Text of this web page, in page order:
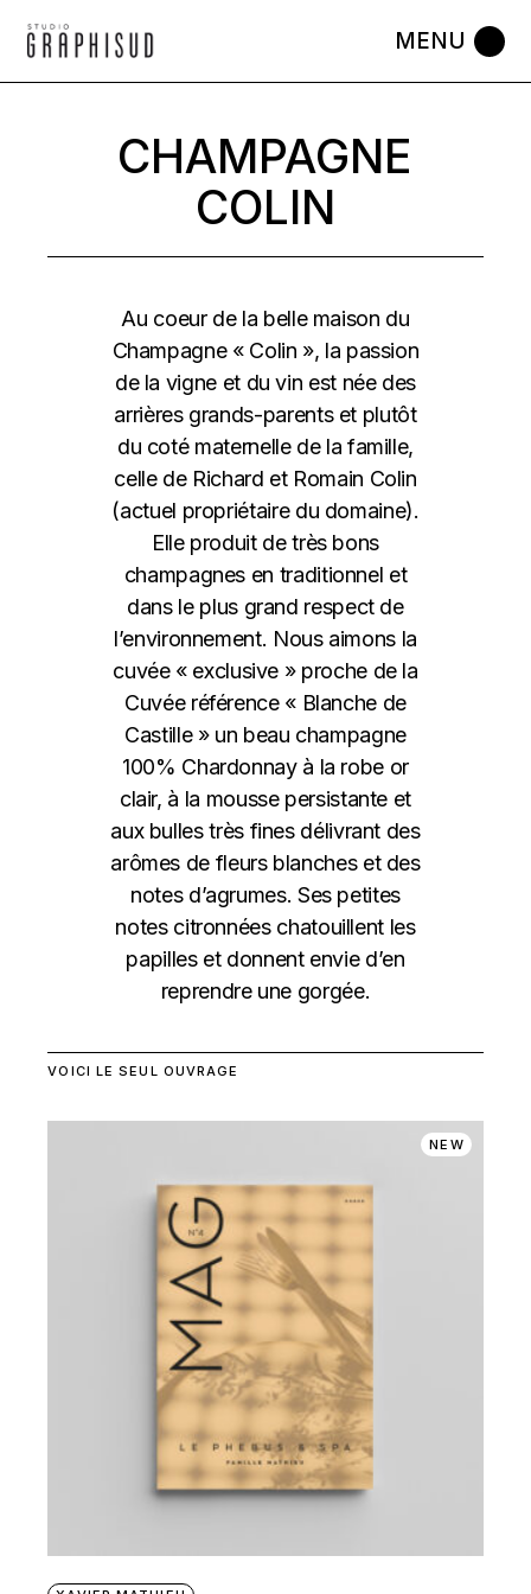
the
CHAMPAGNE
COLIN
Au coeur de la belle maison du
Champagne « Colin », la passion
de la vigne et du vin est née des
arrières grands-parents et plutôt
du coté maternelle de la famille,
celle de Richard et Romain Colin
(actuel propriétaire du domaine).
Elle produit de très bons
champagnes en traditionnel et
dans le plus grand respect de
l’environnement. Nous aimons la
cuvée « exclusive » proche de la
Cuvée référence « Blanche de
Castille » un beau champagne
100% Chardonnay à la robe or
clair, à la mousse persistante et
aux bulles très fines délivrant des
arômes de fleurs blanches et des
notes d’agrumes. Ses petites
notes citronnées chatouillent les
papilles et donnent envie d’en
reprendre une gorgée.
VOICI LE SEUL OUVRAGE
NEW